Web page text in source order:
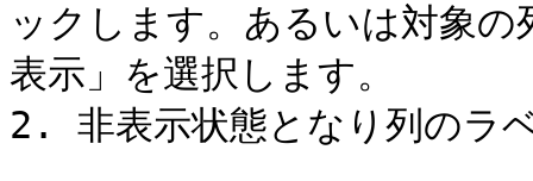
ックします。あるいは対
表示」を選択します。
2. 非表示状態となり列のラ